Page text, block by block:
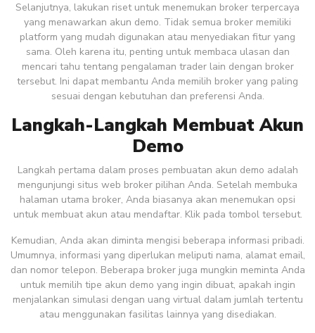
Selanjutnya, lakukan riset untuk menemukan broker terpercaya
yang menawarkan akun demo. Tidak semua broker memiliki
platform yang mudah digunakan atau menyediakan fitur yang
sama. Oleh karena itu, penting untuk membaca ulasan dan
mencari tahu tentang pengalaman trader lain dengan broker
tersebut. Ini dapat membantu Anda memilih broker yang paling
sesuai dengan kebutuhan dan preferensi Anda.
Langkah-Langkah Membuat Akun
Demo
Langkah pertama dalam proses pembuatan akun demo adalah
mengunjungi situs web broker pilihan Anda. Setelah membuka
halaman utama broker, Anda biasanya akan menemukan opsi
untuk membuat akun atau mendaftar. Klik pada tombol tersebut.
Kemudian, Anda akan diminta mengisi beberapa informasi pribadi.
Umumnya, informasi yang diperlukan meliputi nama, alamat email,
dan nomor telepon. Beberapa broker juga mungkin meminta Anda
untuk memilih tipe akun demo yang ingin dibuat, apakah ingin
menjalankan simulasi dengan uang virtual dalam jumlah tertentu
atau menggunakan fasilitas lainnya yang disediakan.